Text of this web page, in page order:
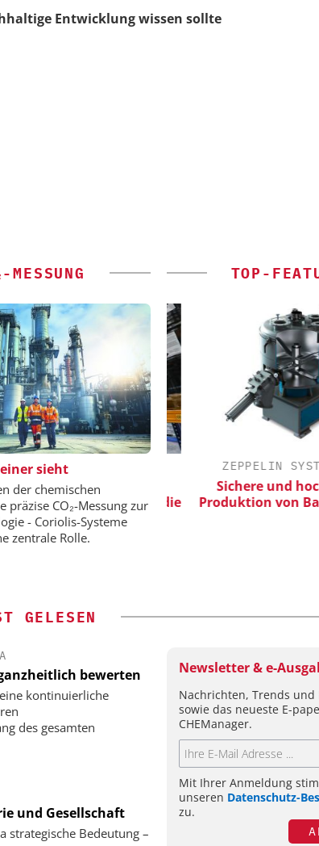
Entwicklung wissen sollte
MESSUNG
sieht
der chemischen
präzise CO₂-Messung zur
- Coriolis-Systeme
zentrale Rolle.
TOP-
DEUTSCHLAND E.V.
CP-Paletten:
Standard für die
von heute und
morgen
ZEPPELIN
Sichere und
Produktion von
GELESEN
bewerten
kontinuierliche
des gesamten
und Gesellschaft
strategische Bedeutung –
Newsletter & e-
Nachrichten, Trends
sowie das neueste E-
CHEManager.
Mit Ihrer Anmeldung
unseren Datenschutz-
zu.